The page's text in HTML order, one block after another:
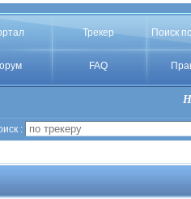
Трекер Поиск
FAQ
: